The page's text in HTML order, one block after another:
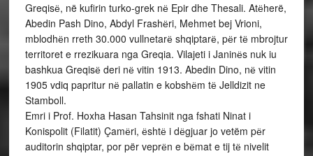
Greqisё, në kufirin turko-grek nё Epir dhe Thesali. Atёherë,
Abedin Pash Dino, Abdyl Frashёri, Mehmet bej Vrioni,
mblodhёn rreth 30.000 vullnetarё shqiptarё, pёr tё mbrojtur
territoret e rrezikuara nga Greqia. Vilajeti i Janinёs nuk iu
bashkua Greqisё deri nё vitin 1913. Abedin Dino, nё vitin
1905 vdiq papritur nё pallatin e kobshёm tё Jelldizit ne
Stamboll.
Emri i Prof. Hoxha Hasan Tahsinit nga fshati Ninat i
Konispolit (Filatit) Çamёri, ёshtё i dёgjuar jo vetëm pёr
auditorin shqiptar, por për veprёn e bёmat e tij tё nivelit